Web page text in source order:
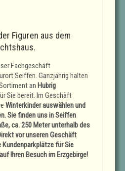
Figuren aus dem
Fachgeschäft
Seiffen. Ganzjährig halten
an Hubrig
Sie bereit. Im Geschäft
Winterkinder auswählen und
Sie finden uns in Seiffen
ca. 250 Meter unterhalb des
vor unseren Geschäft
für Sie
Ihren Besuch im Erzgebirge!